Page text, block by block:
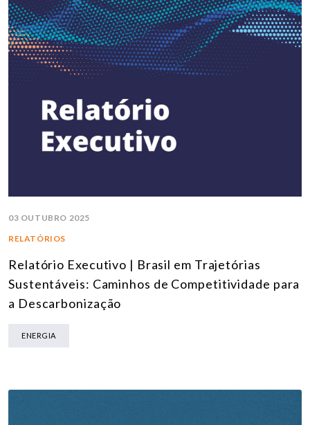
03 OUTUBRO 2025
RELATÓRIOS
Relatório Executivo | Brasil em Trajetórias
Sustentáveis: Caminhos de Competitividade para
a Descarbonização
ENERGIA